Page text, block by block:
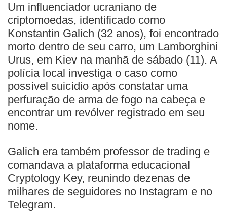
Um influenciador ucraniano de
criptomoedas, identificado como
Konstantin Galich (32 anos), foi encontrado
morto dentro de seu carro, um Lamborghini
Urus, em Kiev na manhã de sábado (11). A
polícia local investiga o caso como
possível suicídio após constatar uma
perfuração de arma de fogo na cabeça e
encontrar um revólver registrado em seu
nome.
Galich era também professor de trading e
comandava a plataforma educacional
Cryptology Key, reunindo dezenas de
milhares de seguidores no Instagram e no
Telegram.